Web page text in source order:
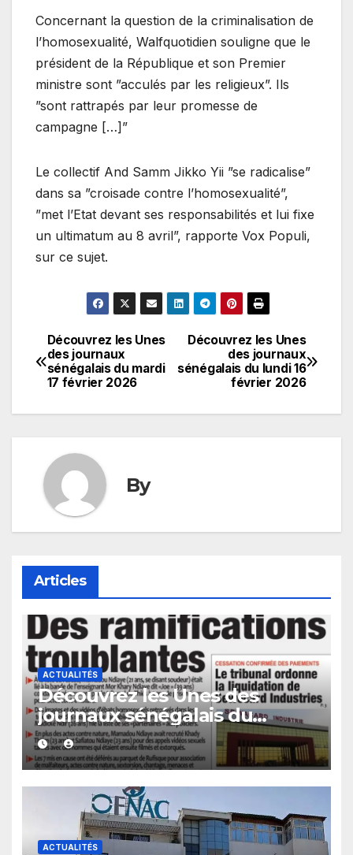
Concernant la question de la criminalisation de
l’homosexualité, Walfquotidien souligne que le
président de la République et son Premier
ministre sont ”acculés par les religieux”. Ils
”sont rattrapés par leur promesse de
campagne […]”
Le collectif And Samm Jikko Yii ”se radicalise”
dans sa ”croisade contre l’homosexualité”,
”met l’Etat devant ses responsabilités et lui fixe
un ultimatum au 8 avril”, rapporte Vox Populi,
sur ce sujet.
Navigation
de
l’article
Découvrez les Unes
des journaux
sénégalais du lundi 16
février 2026
Découvrez les Unes
des journaux
sénégalais du mardi
17 février 2026
By
Articles
ACTUALITÉS
Découvrez les Unes des
journaux sénégalais du
mercredi 05 août 2026
ACTUALITÉS